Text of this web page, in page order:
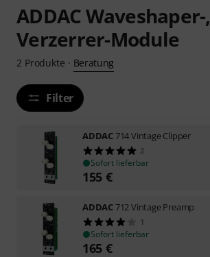
ADDAC Waveshaper-,
Verzerrer-Module
2 Produkte · Beratung
Filter
ADDAC714 Vintage Clipper
2
Sofort lieferbar
155 €
ADDAC712 Vintage Preamp
1
Sofort lieferbar
165 €